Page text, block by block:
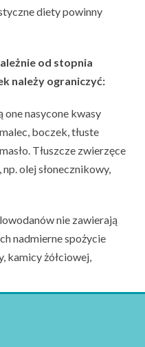
diety powinny
od stopnia
należy ograniczyć:
one nasycone kwasy
boczek, tłuste
Tłuszcze zwierzęce
olej słonecznikowy,
nie zawierają
nadmierne spożycie
kamicy żółciowej,